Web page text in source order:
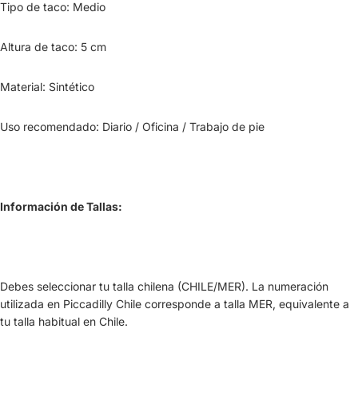
Tipo de taco: Medio
Altura de taco: 5 cm
Material: Sintético
Uso recomendado: Diario / Oficina / Trabajo de pie
Información de Tallas:
Debes seleccionar tu talla chilena (CHILE/MER). La numeración
utilizada en Piccadilly Chile corresponde a talla MER, equivalente a
tu talla habitual en Chile.